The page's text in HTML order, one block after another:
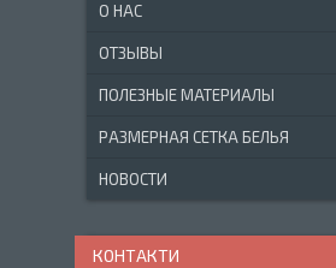
О НАС
ОТЗЫВЫ
ПОЛЕЗНЫЕ МАТЕРИАЛЫ
РАЗМЕРНАЯ СЕТКА БЕЛЬЯ
НОВОСТИ
КОНТАКТИ